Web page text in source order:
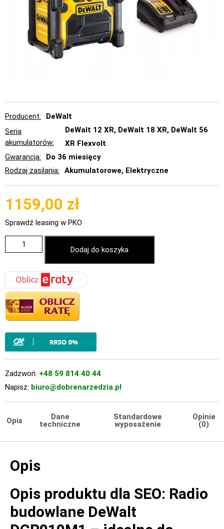
Producent
DeWalt
Seria
akumulatorów
DeWalt 12 XR, DeWalt 18 XR, DeWalt 56
XR Flexvolt
Gwarancja
Do 36 miesięcy
Rodzaj zasilania
Akumulatorowe, Elektryczne
1159,00 zł
Sprawdź leasing w PKO
Dodaj do koszyka
Zadzwoń: +48 59 814 40 44
Napisz: biuro@dobrenarzedzia.pl
Opis
Dane
techniczne
Standardowe
wyposażenie
Opinie
(0)
Opis
Opis produktu dla SEO: Radio
budowlane DeWalt